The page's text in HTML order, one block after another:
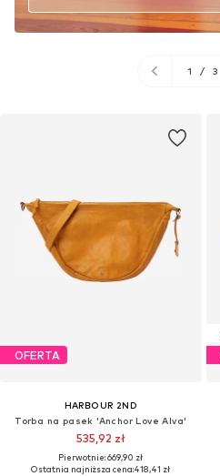
1 / 3
OFERTA
HARBOUR 2ND
Torba na pasek 'Anchor Love Alva'
535,92 zł
Pierwotnie: 669,90 zł
Ostatnia najniższa cena:418,41 zł